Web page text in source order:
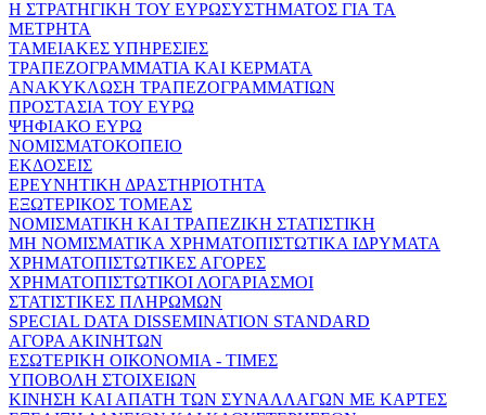
Η ΣΤΡΑΤΗΓΙΚΗ ΤΟΥ ΕΥΡΩΣΥΣΤΗΜΑΤΟΣ ΓΙΑ ΤΑ
ΜΕΤΡΗΤΑ
ΤΑΜΕΙΑΚΕΣ ΥΠΗΡΕΣΙΕΣ
ΤΡΑΠΕΖΟΓΡΑΜΜΑΤΙΑ ΚΑΙ ΚΕΡΜΑΤΑ
ΑΝΑΚΥΚΛΩΣΗ ΤΡΑΠΕΖΟΓΡΑΜΜΑΤΙΩΝ
ΠΡΟΣΤΑΣΙΑ ΤΟΥ ΕΥΡΩ
ΨΗΦΙΑΚΟ ΕΥΡΩ
ΝΟΜΙΣΜΑΤΟΚΟΠΕΙΟ
ΕΚΔΟΣΕΙΣ
ΕΡΕΥΝΗΤΙΚΗ ΔΡΑΣΤΗΡΙΟΤΗΤΑ
ΕΞΩΤΕΡΙΚΟΣ ΤΟΜΕΑΣ
ΝΟΜΙΣΜΑΤΙΚΗ ΚΑΙ ΤΡΑΠΕΖΙΚΗ ΣΤΑΤΙΣΤΙΚΗ
ΜΗ ΝΟΜΙΣΜΑΤΙΚΑ ΧΡΗΜΑΤΟΠΙΣΤΩΤΙΚΑ ΙΔΡΥΜΑΤΑ
ΧΡΗΜΑΤΟΠΙΣΤΩΤΙΚΕΣ ΑΓΟΡΕΣ
ΧΡΗΜΑΤΟΠΙΣΤΩΤΙΚΟΙ ΛΟΓΑΡΙΑΣΜΟΙ
ΣΤΑΤΙΣΤΙΚΕΣ ΠΛΗΡΩΜΩΝ
SPECIAL DATA DISSEMINATION STANDARD
ΑΓΟΡΑ ΑΚΙΝΗΤΩΝ
ΕΣΩΤΕΡΙΚΗ ΟΙΚΟΝΟΜΙΑ - ΤΙΜΕΣ
ΥΠΟΒΟΛΗ ΣΤΟΙΧΕΙΩΝ
ΚΙΝΗΣΗ ΚΑΙ ΑΠΑΤΗ ΤΩΝ ΣΥΝΑΛΛΑΓΩΝ ΜΕ ΚΑΡΤΕΣ